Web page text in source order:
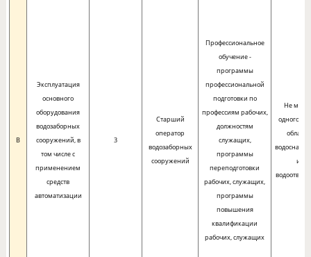
B
Эксплуатация
основного
оборудования
водозаборных
сооружений, в
том числе с
применением
средств
автоматизации
3
Старший
оператор
водозаборных
сооружений
Профессиональное
обучение -
программы
профессиональной
подготовки по
профессиям рабочих,
должностям
служащих,
программы
переподготовки
рабочих, служащих,
программы
повышения
квалификации
рабочих, служащих
Не
одного
области
и